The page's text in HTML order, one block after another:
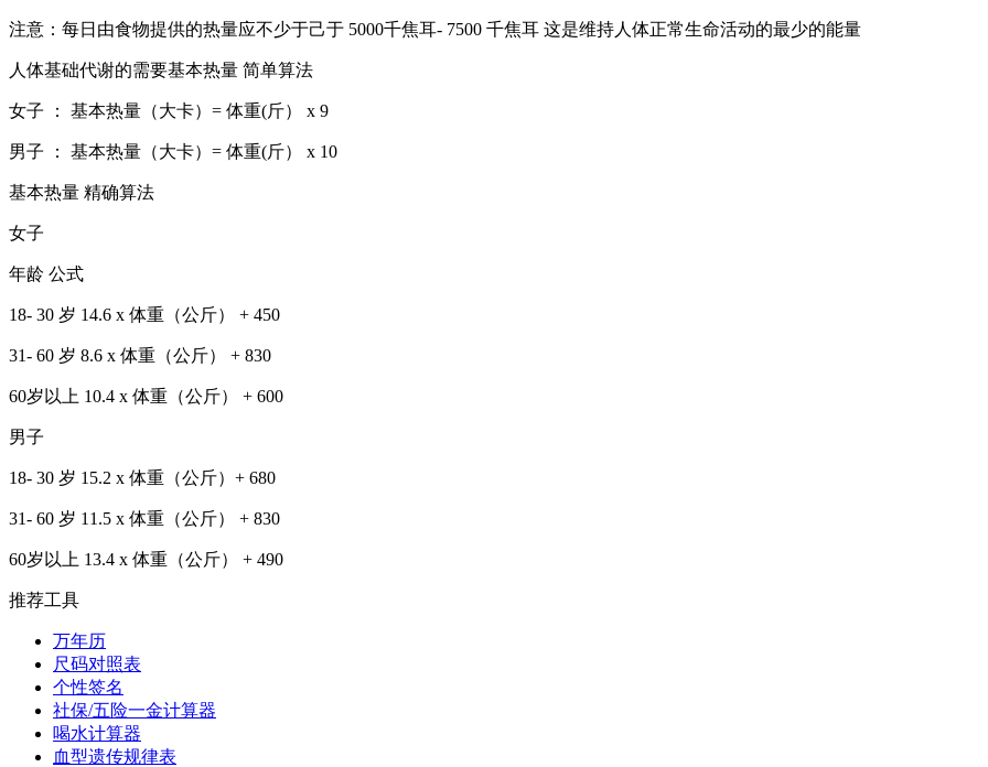
注意：每日由食物提供的热量应不少于己于 5000千焦耳- 7500 千焦耳 这是维持人体正常生命活动的最少的能量
人体基础代谢的需要基本热量 简单算法
女子 ： 基本热量（大卡）= 体重(斤） x 9
男子 ： 基本热量（大卡）= 体重(斤） x 10
基本热量 精确算法
女子
年龄 公式
18- 30 岁 14.6 x 体重（公斤） + 450
31- 60 岁 8.6 x 体重（公斤） + 830
60岁以上 10.4 x 体重（公斤） + 600
男子
18- 30 岁 15.2 x 体重（公斤）+ 680
31- 60 岁 11.5 x 体重（公斤） + 830
60岁以上 13.4 x 体重（公斤） + 490
推荐工具
万年历
尺码对照表
个性签名
社保/五险一金计算器
喝水计算器
血型遗传规律表